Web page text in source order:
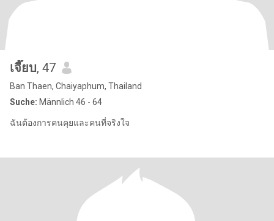
เจี๊ยบ, 47
Ban Thaen, Chaiyaphum, Thailand
Suche: Männlich 46 - 64
ฉันต้องการคนคุยและคนที่จริงใจ